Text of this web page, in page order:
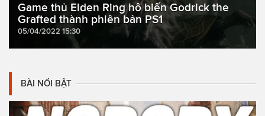
Game thủ Elden Ring hô biến Godrick the
Grafted thành phiên bản PS1
05/04/2022 15:30
BÀI NỔI BẬT